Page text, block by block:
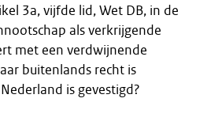
3a, vijfde lid, Wet DB, in de
als verkrijgende
met een verdwijnende
buitenlands recht is
is gevestigd?